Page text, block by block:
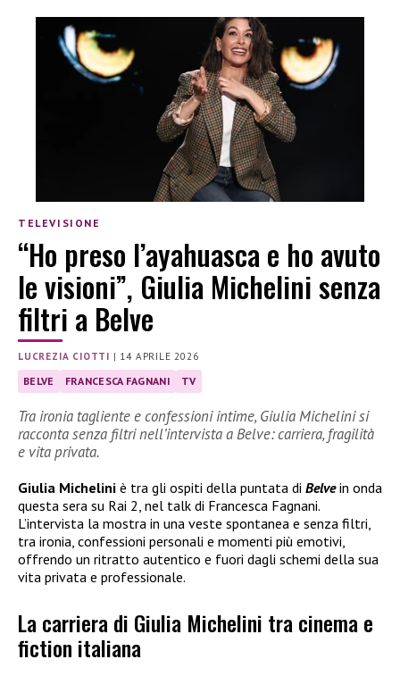
TELEVISIONE
“Ho preso l’ayahuasca e ho avuto
le visioni”, Giulia Michelini senza
filtri a Belve
LUCREZIA CIOTTI | 14 APRILE 2026
BELVE FRANCESCA FAGNANI TV
Tra ironia tagliente e confessioni intime, Giulia Michelini si
racconta senza filtri nell’intervista a Belve: carriera, fragilità
e vita privata.
Giulia Michelini è tra gli ospiti della puntata di Belve in onda
questa sera su Rai 2, nel talk di Francesca Fagnani.
L’intervista la mostra in una veste spontanea e senza filtri,
tra ironia, confessioni personali e momenti più emotivi,
offrendo un ritratto autentico e fuori dagli schemi della sua
vita privata e professionale.
La carriera di Giulia Michelini tra cinema e
fiction italiana